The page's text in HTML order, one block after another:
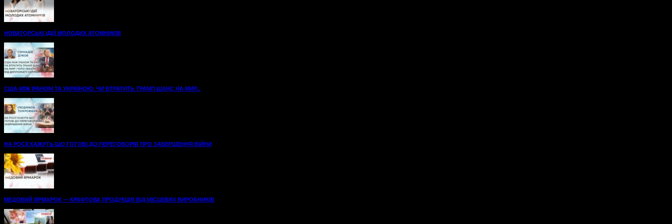
НОВАТОРСЬКІ ІДЕЇ МОЛОДИХ АТОМНИКІВ
США МІЖ ІРАНОМ ТА УКРАЇНОЮ: ЧИ ВТРАТИТЬ ТРАМП ШАНС НА МИР...
НА РОСІЇ КАЖУТЬ ЩО ГОТОВІ ДО ПЕРЕГОВОРІВ ПРО ЗАВЕРШЕННЯ ВІЙНИ
МЕДОВИЙ ЯРМАРОК — КРАФТОВА ПРОДУКЦІЯ ВІД МІСЦЕВИХ ВИРОБНИКІВ